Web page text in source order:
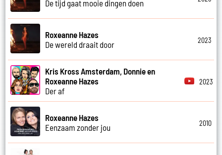
De tijd gaat mooie dingen doen
Roxeanne Hazes
De wereld draait door
2023
Kris Kross Amsterdam, Donnie en
Roxeanne Hazes
Der af
2023
Roxeanne Hazes
Eenzaam zonder jou
2010